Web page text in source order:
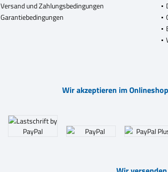
Versand und Zahlungsbedingungen
Garantiebedingungen
Wir akzeptieren im